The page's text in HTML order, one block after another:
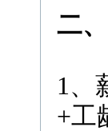
二
1、
+工